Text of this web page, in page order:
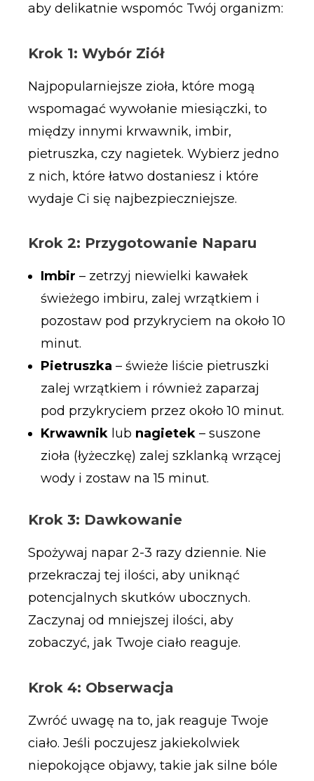
aby delikatnie wspomóc Twój organizm:
Krok 1: Wybór Ziół
Najpopularniejsze zioła, które mogą
wspomagać wywołanie miesiączki, to
między innymi krwawnik, imbir,
pietruszka, czy nagietek. Wybierz jedno
z nich, które łatwo dostaniesz i które
wydaje Ci się najbezpieczniejsze.
Krok 2: Przygotowanie Naparu
Imbir – zetrzyj niewielki kawałek
świeżego imbiru, zalej wrzątkiem i
pozostaw pod przykryciem na około 10
minut.
Pietruszka – świeże liście pietruszki
zalej wrzątkiem i również zaparzaj
pod przykryciem przez około 10 minut.
Krwawniklub nagietek– suszone
zioła (łyżeczkę) zalej szklanką wrzącej
wody i zostaw na 15 minut.
Krok 3: Dawkowanie
Spożywaj napar 2-3 razy dziennie. Nie
przekraczaj tej ilości, aby uniknąć
potencjalnych skutków ubocznych.
Zaczynaj od mniejszej ilości, aby
zobaczyć, jak Twoje ciało reaguje.
Krok 4: Obserwacja
Zwróć uwagę na to, jak reaguje Twoje
ciało. Jeśli poczujesz jakiekolwiek
niepokojące objawy, takie jak silne bóle